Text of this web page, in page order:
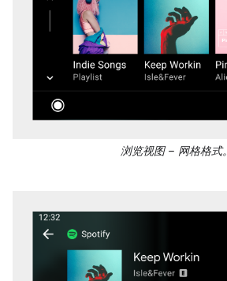
浏览视图 – 网格格式。